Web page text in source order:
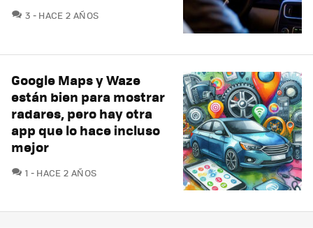
3 COMENTARIOS
HACE 2 AÑOS
Google Maps y Waze
están bien para mostrar
radares, pero hay otra
app que lo hace incluso
mejor
1 COMENTARIOS
HACE 2 AÑOS